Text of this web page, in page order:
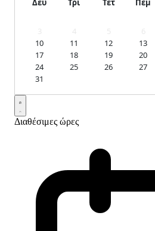
Δευ Τρί Τετ Πέμ
10
11 12 13
17
18 19 20
24
25 26 27
31
Διαθέσιμες ώρες